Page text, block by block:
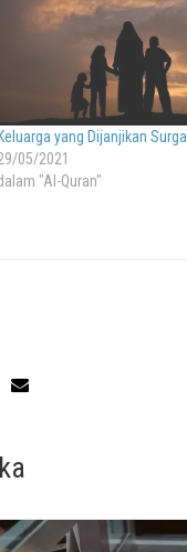
Keluarga yang Dijanjikan Surga
05/2021
"Al-Quran"